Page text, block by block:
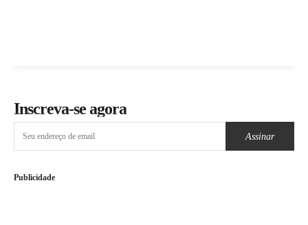
Inscreva-se agora
Assinar
Publicidade